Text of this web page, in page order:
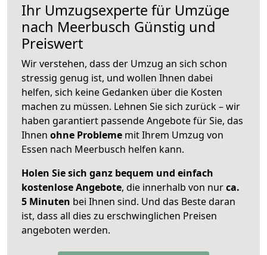
Ihr Umzugsexperte für Umzüge
nach Meerbusch Günstig und
Preiswert
Wir verstehen, dass der Umzug an sich schon
stressig genug ist, und wollen Ihnen dabei
helfen, sich keine Gedanken über die Kosten
machen zu müssen. Lehnen Sie sich zurück – wir
haben garantiert passende Angebote für Sie, das
Ihnen ohne Probleme mit Ihrem Umzug von
Essen nach Meerbusch helfen kann.
Holen Sie sich ganz bequem und einfach
kostenlose Angebote, die innerhalb von nurca.
5 Minuten bei Ihnen sind. Und das Beste daran
ist, dass all dies zu erschwinglichen Preisen
angeboten werden.